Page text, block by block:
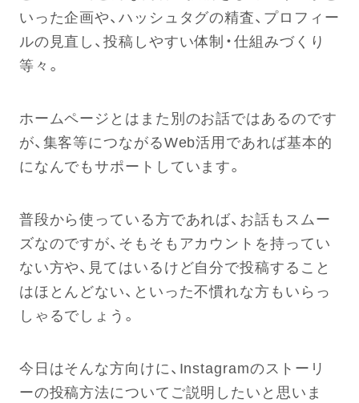
いった企画や、ハッシュタグの精査、プロフィー
ルの見直し、投稿しやすい体制・仕組みづくり
等々。
ホームページとはまた別のお話ではあるのです
が、集客等につながるWeb活用であれば基本的
になんでもサポートしています。
普段から使っている方であれば、お話もスムー
ズなのですが、そもそもアカウントを持ってい
ない方や、見てはいるけど自分で投稿すること
はほとんどない、といった不慣れな方もいらっ
しゃるでしょう。
今日はそんな方向けに、Instagramのストーリ
ーの投稿方法についてご説明したいと思いま